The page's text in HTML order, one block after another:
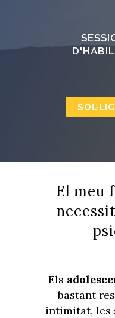
El meu
Els
bastant
intimitat, les